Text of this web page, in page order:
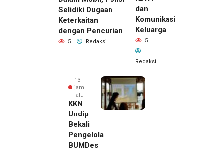
Selidiki Dugaan
Keterkaitan
dengan Pencurian
5 Redaksi
dan
Komunikasi
Keluarga
5
Redaksi
13
jam
lalu
KKN
Undip
Bekali
Pengelola
BUMDes